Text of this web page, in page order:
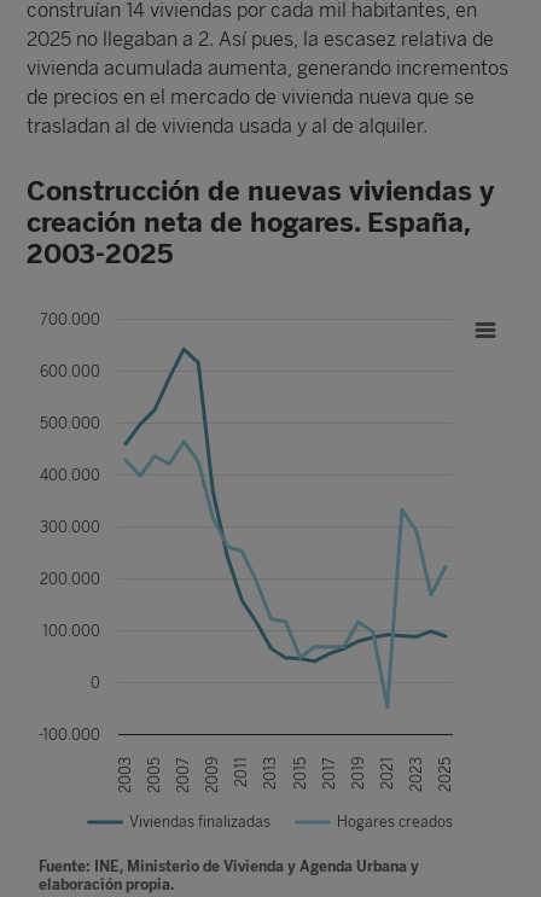
construían 14 viviendas por cada mil habitantes, en
2025 no llegaban a 2. Así pues, la escasez relativa de
vivienda acumulada aumenta, generando incrementos
de precios en el mercado de vivienda nueva que se
trasladan al de vivienda usada y al de alquiler.
Construcción de nuevas viviendas y
creación neta de hogares. España,
2003-2025
Fuente: INE, Ministerio de Vivienda y Agenda Urbana y
elaboración propia.
Viviendas finalizadas Hogares creados
2003 2005 2007 2009 2011 2013 2015 2017 2019 2021 2023 2025
-100.000
0
100.000
200.000
300.000
400.000
500.000
600.000
700.000